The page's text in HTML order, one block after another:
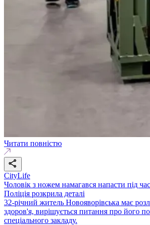
Читати повністю
CityLife
Чоловік з ножем намагався напасти під
Поліція розкрила деталі
32-річний житель Новояворівська має
здоров'я, вирішується питання про його
спеціального закладу.